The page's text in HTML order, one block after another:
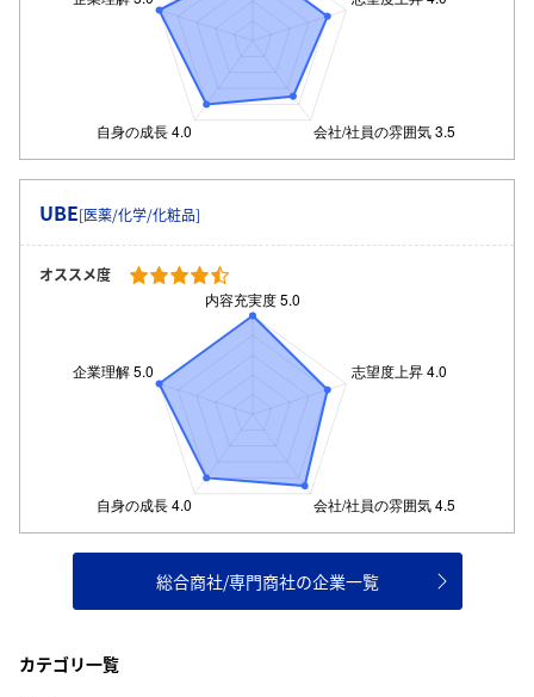
UBE[医薬/化学/化粧品]
オススメ度
総合商社/専門商社の企業一覧
カテゴリ一覧